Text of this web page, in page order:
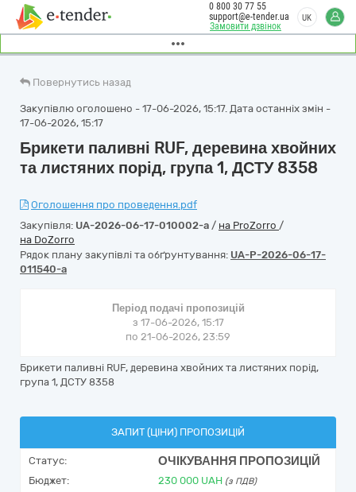
Замовити дзвінок
0 800 30 77 55
support@e-tender.ua
UK
Повернутись назад
Закупівлю оголошено - 17-06-2026, 15:17. Дата останніх змін -
17-06-2026, 15:17
Брикети паливні RUF, деревина хвойних
та листяних порід, група 1, ДСТУ 8358
Оголошення про проведення.pdf
Закупівля: UA-2026-06-17-010002-a / на ProZorro /
на DoZorro
Рядок плану закупівлі та обґрунтування: UA-P-2026-06-17-
011540-a
Період подачі пропозицій
з 17-06-2026, 15:17
по 21-06-2026, 23:59
Брикети паливні RUF, деревина хвойних та листяних порід,
група 1, ДСТУ 8358
ЗАПИТ (ЦІНИ) ПРОПОЗИЦІЙ
Статус: ОЧІКУВАННЯ ПРОПОЗИЦІЙ
Бюджет: 230 000 UAH (з ПДВ)